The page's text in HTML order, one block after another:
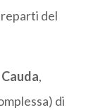
del
,
di